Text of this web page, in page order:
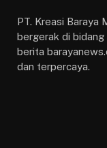
PT. Kreasi Baraya
bergerak di
berita
dan terpercaya.